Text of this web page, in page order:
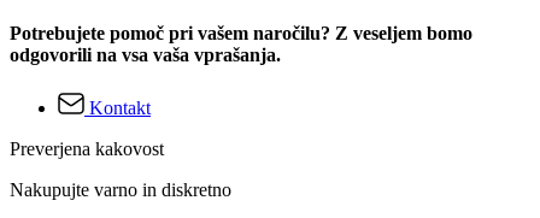
Potrebujete pomoč pri vašem naročilu? Z veseljem bomo
odgovorili na vsa vaša vprašanja.
Kontakt
Preverjena kakovost
Nakupujte varno in diskretno